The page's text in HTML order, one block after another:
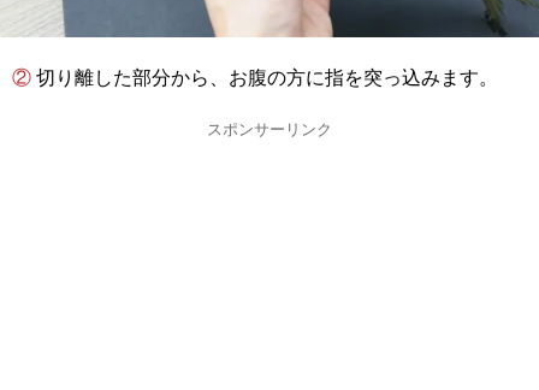
② 切り離した部分から、お腹の方に指を突っ込みます。
スポンサーリンク